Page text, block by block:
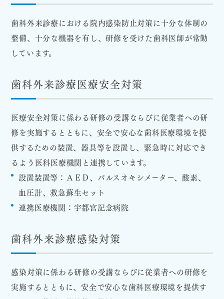
歯科外来診療における院内感染防止対策に十分な体制の
整備、十分な機器を有し、研修を受けた歯科医師が常勤
しています。
歯科外来診療医療安全対策
医療安全対策に係わる研修の受講ならびに従業者への研
修を実施するとともに、安全で安心な歯科医療環境を提
供するための装置、器具等を設置し、緊急時に対応でき
るよう医科医療機関と連携しています。
設置装置等：ＡＥＤ、パルスオキシメーター、酸素、
血圧計、救急蘇生セット
連携医療機関：宇都宮記念病院
歯科外来診療感染対策
感染対策に係わる研修の受講ならびに従業者への研修を
実施するとともに、安全で安心な歯科医療環境を提供す